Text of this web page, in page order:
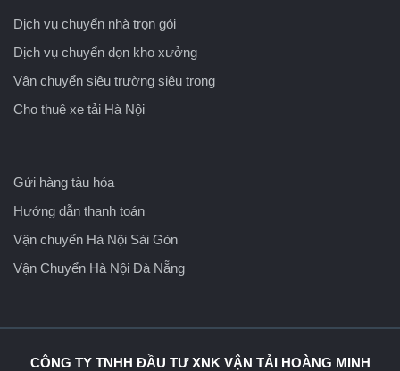
Dịch vụ chuyển nhà trọn gói
Dịch vụ chuyển dọn kho xưởng
Vận chuyển siêu trường siêu trọng
Cho thuê xe tải Hà Nội
Gửi hàng tàu hỏa
Hướng dẫn thanh toán
Vận chuyển Hà Nội Sài Gòn
Vận Chuyển Hà Nội Đà Nẵng
CÔNG TY TNHH ĐẦU TƯ XNK VẬN TẢI HOÀNG MINH